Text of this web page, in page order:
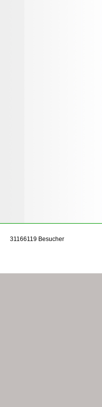
31166119 Besucher